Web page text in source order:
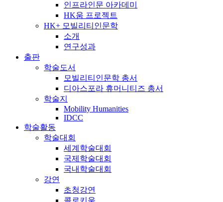
인프라인문 아카데미
HK움 프로젝트
HK+ 모빌리티인문학
소개
연구성과
출판
학술도서
모빌리티인문학 총서
디아스포라 휴머니티즈 총서
학술지
Mobility Humanities
IDCC
학술활동
학술대회
세계학술대회
국제학술대회
국내학술대회
강연
초청강연
콜로키움